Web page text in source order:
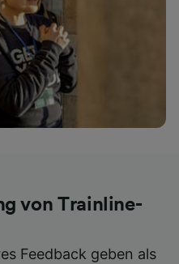
von Trainline-
Feedback geben als